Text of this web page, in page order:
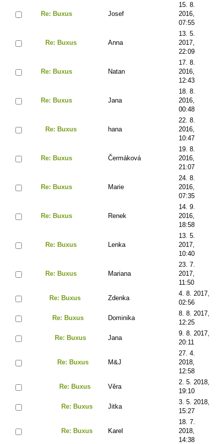
Re: Buxus Josef
15. 8.
2016,
07:55
Re: Buxus Anna
13. 5.
2017,
22:09
Re: Buxus Natan
17. 8.
2016,
12:43
Re: Buxus Jana
18. 8.
2016,
00:48
Re: Buxus hana
22. 8.
2016,
10:47
Re: Buxus Čermáková
19. 8.
2016,
21:07
Re: Buxus Marie
24. 8.
2016,
07:35
Re: Buxus Renek
14. 9.
2016,
18:58
Re: Buxus Lenka
13. 5.
2017,
10:40
Re: Buxus Mariana
23. 7.
2017,
11:50
Re: Buxus Zdenka
4. 8. 2017,
02:56
Re: Buxus Dominika
8. 8. 2017,
12:25
Re: Buxus Jana
9. 8. 2017,
20:11
Re: Buxus M&J
27. 4.
2018,
12:58
Re: Buxus Věra
2. 5. 2018,
19:10
Re: Buxus Jitka
3. 5. 2018,
15:27
Re: Buxus Karel
18. 7.
2018,
14:38